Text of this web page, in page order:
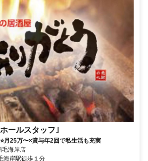
ールスタッフ｣
月25万〜×賞与年2回で私生活も充実
毛海岸店
海岸駅徒歩１分